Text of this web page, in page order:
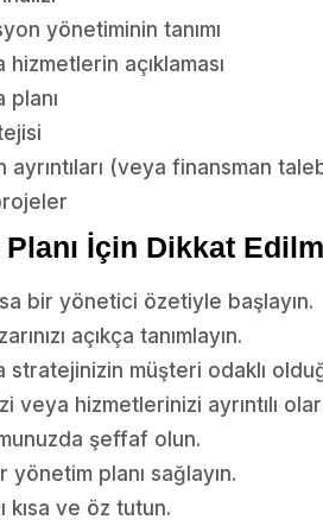
yönetiminin tanımı
hizmetlerin açıklaması
planı
ayrıntıları (veya finansman
Planı İçin Dikkat
bir yönetici özetiyle başlayın.
açıkça tanımlayın.
stratejinizin müşteri odaklı
veya hizmetlerinizi ayrıntılı
şeffaf olun.
yönetim planı sağlayın.
kısa ve öz tutun.